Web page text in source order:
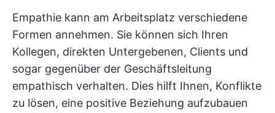
Empathie kann am Arbeitsplatz verschiedene
Formen annehmen. Sie können sich Ihren
Kollegen, direkten Untergebenen, Clients und
sogar gegenüber der Geschäftsleitung
empathisch verhalten. Dies hilft Ihnen, Konflikte
zu lösen, eine positive Beziehung aufzubauen